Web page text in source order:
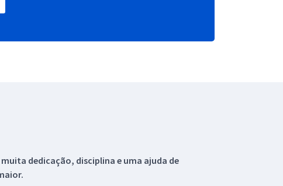
dedicação, disciplina e uma ajuda de